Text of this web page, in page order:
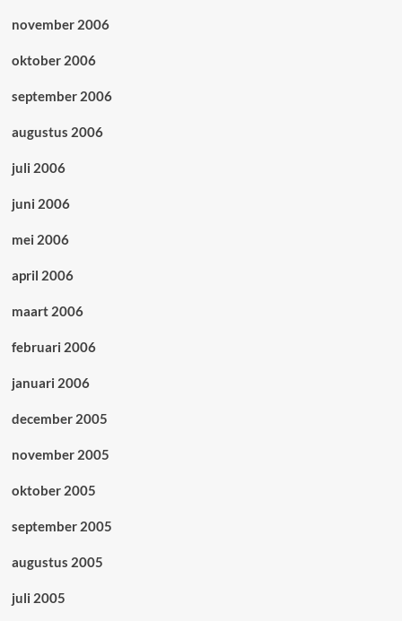
november 2006
oktober 2006
september 2006
augustus 2006
juli 2006
juni 2006
mei 2006
april 2006
maart 2006
februari 2006
januari 2006
december 2005
november 2005
oktober 2005
september 2005
augustus 2005
juli 2005